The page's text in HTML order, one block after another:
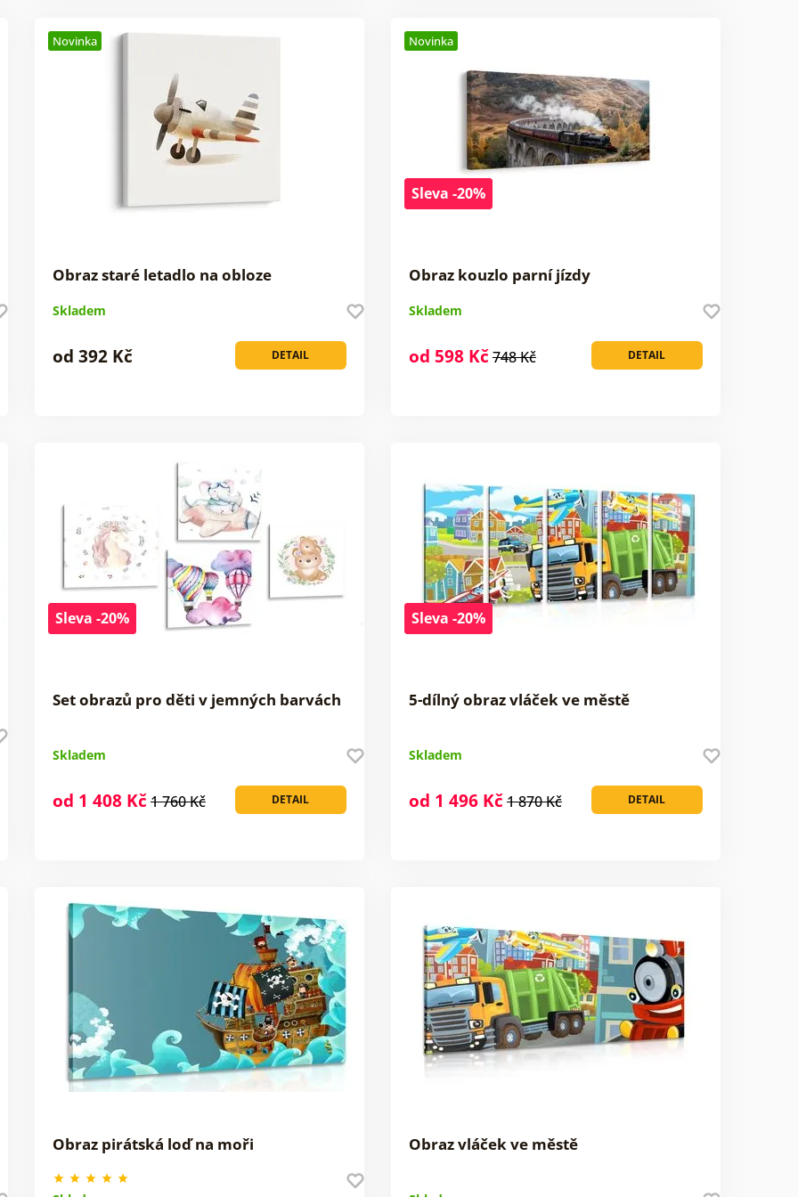
Novinka
Obraz staré letadlo na obloze
Skladem
DETAIL
od 392 Kč
Novinka
Sleva -20%
Obraz kouzlo parní jízdy
Skladem
DETAIL
od 598 Kč748 Kč
Sleva -20%
Set obrazů pro děti v jemných barvách
Skladem
DETAIL
od 1 408 Kč1 760 Kč
Sleva -20%
5-dílný obraz vláček ve městě
Skladem
DETAIL
od 1 496 Kč1 870 Kč
Obraz pirátská loď na moři Obraz vláček ve městě